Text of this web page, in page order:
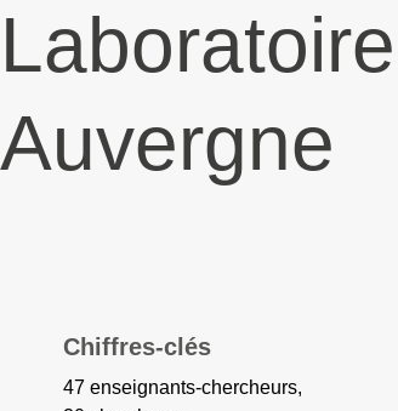
Auvergne
Chiffres-clés
47 enseignants-chercheurs,